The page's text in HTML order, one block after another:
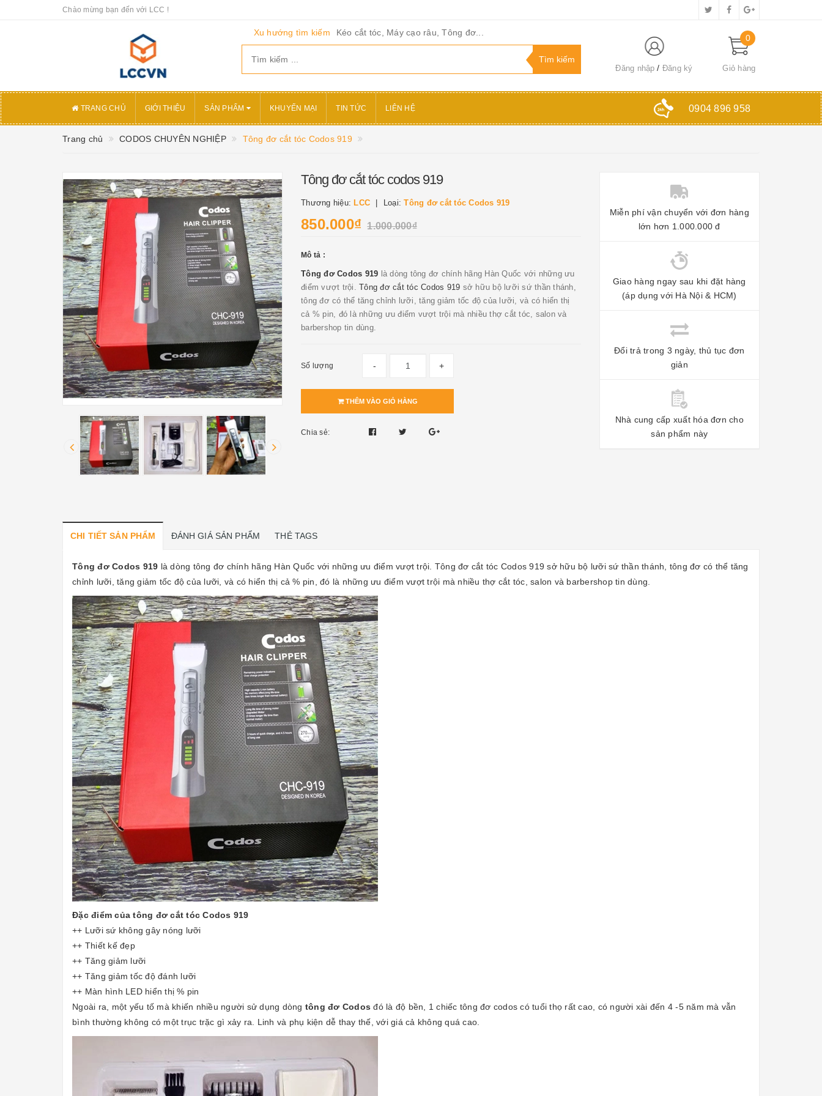
Chào mừng bạn đến với LCC !
Xu hướng tìm kiếm Kéo cắt tóc, Máy cạo râu, Tông đơ...
Đăng nhập Đăng ký
0
Giỏ hàng
TRANG CHỦ GIỚI THIỆU SẢN PHẨM KHUYẾN MẠI TIN TỨC LIÊN HỆ 0904 896 958
Trang chủ CODOS CHUYÊN NGHIỆP Tông đơ cắt tóc Codos 919
Tông đơ cắt tóc codos 919
Thương hiệu: LCC Loại:Tông đơ cắt tóc Codos 919
850.000₫ 1.000.000₫
Mô tả :
Tông đơ Codos 919 là dòng tông đơ chính hãng Hàn Quốc với những ưu
điểm vượt trội. Tông đơ cắt tóc Codos 919 sở hữu bộ lưỡi sứ thần thánh,
tông đơ có thể tăng chỉnh lưỡi, tăng giảm tốc độ của lưỡi, và có hiển thị
cả % pin, đó là những ưu điểm vượt trội mà nhiều thợ cắt tóc, salon và
barbershop tin dùng.
Số lượng - +
THÊM VÀO GIỎ HÀNG
Chia sẻ:
Miễn phí vận chuyển với đơn hàng
lớn hơn 1.000.000 đ
Giao hàng ngay sau khi đặt hàng
(áp dụng với Hà Nội & HCM)
Đổi trả trong 3 ngày, thủ tục đơn
giản
Nhà cung cấp xuất hóa đơn cho
sản phẩm này
CHI TIẾT SẢN PHẨM ĐÁNH GIÁ SẢN PHẨM THẺ TAGS
Tông đơ Codos 919 là dòng tông đơ chính hãng Hàn Quốc với những ưu điểm vượt trội. Tông đơ cắt tóc Codos 919 sở hữu bộ lưỡi sứ thần thánh, tông đơ có thể tăng
chỉnh lưỡi, tăng giảm tốc độ của lưỡi, và có hiển thị cả % pin, đó là những ưu điểm vượt trội mà nhiều thợ cắt tóc, salon và barbershop tin dùng.
Đặc điểm của tông đơ cắt tóc Codos 919
++ Lưỡi sứ không gây nóng lưỡi
++ Thiết kế đẹp
++ Tăng giảm lưỡi
++ Tăng giảm tốc độ đánh lưỡi
++ Màn hình LED hiển thị % pin
Ngoài ra, một yếu tố mà khiến nhiều người sử dụng dòng tông đơ Codos đó là độ bền, 1 chiếc tông đơ codos có tuổi thọ rất cao, có người xài đến 4 -5 năm mà vẫn
bình thường không có một trục trặc gì xảy ra. Linh và phụ kiện dễ thay thế, với giá cả không quá cao.